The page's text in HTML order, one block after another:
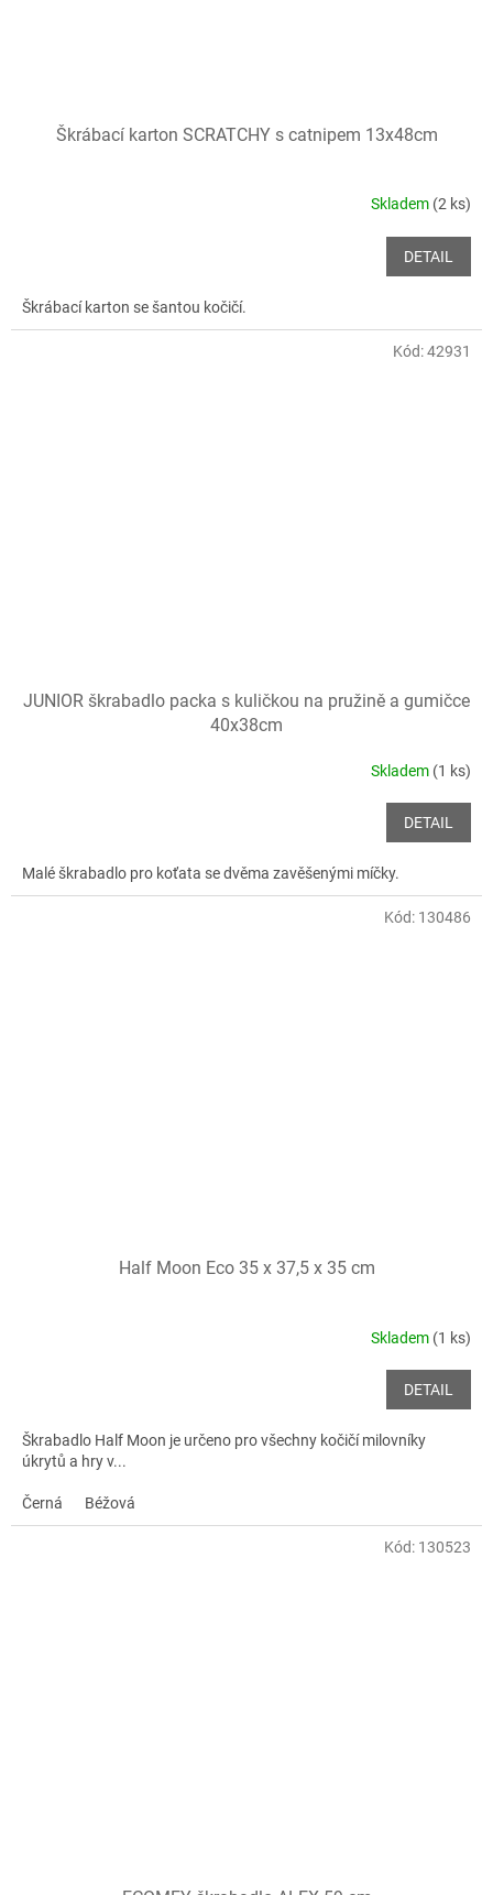
Škrábací karton SCRATCHY s catnipem 13x48cm
Skladem (2 ks)
DETAIL
Škrábací karton se šantou kočičí.
JUNIOR škrabadlo packa s kuličkou na pružině a gumičce
40x38cm
Skladem (1 ks)
DETAIL
Malé škrabadlo pro koťata se dvěma zavěšenými míčky.
Kód:42931
Half Moon Eco 35 x 37,5 x 35 cm
Skladem (1 ks)
DETAIL
Škrabadlo Half Moon je určeno pro všechny kočičí milovníky
úkrytů a hry v...
Černá Béžová
Kód: 130486
Kód: 130523